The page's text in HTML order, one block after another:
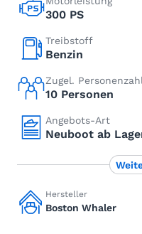
300 PS
Treibstoff
Benzin
Zugel. Personenzahl
10 Personen
Angebots-Art
Neuboot ab
Hersteller
Boston Whaler